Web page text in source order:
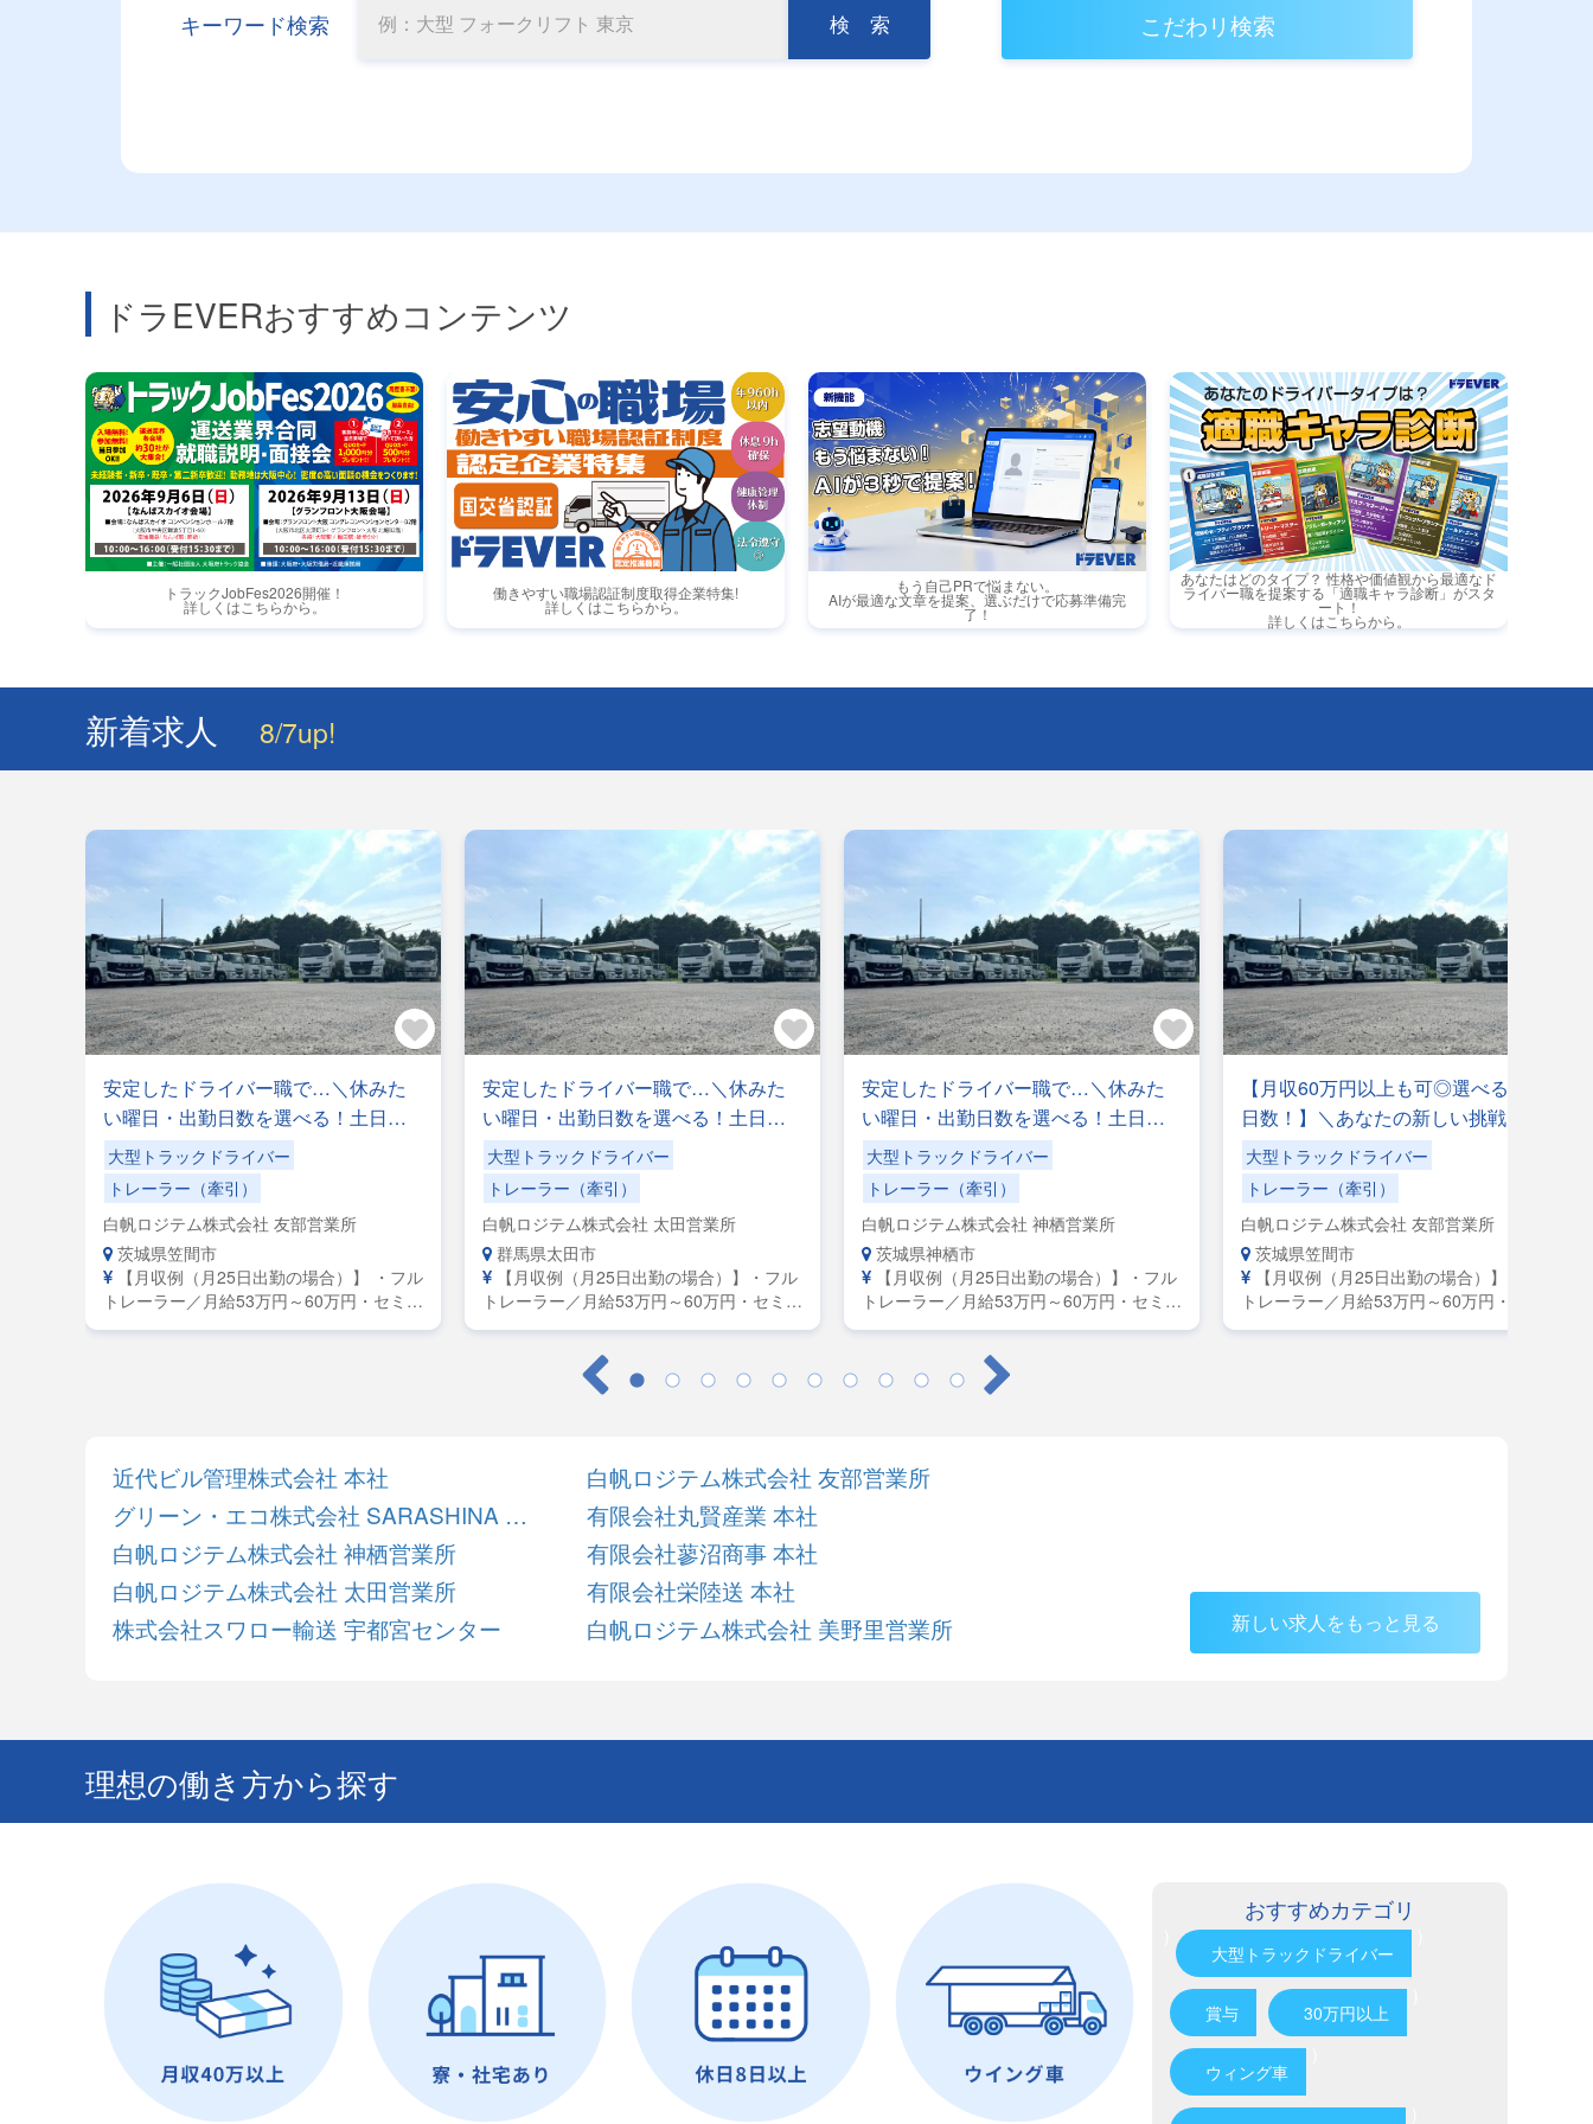
キーワード検索 検 索 こだわリ検索
ドラEVERおすすめコンテンツ
トラックJobFes2026開催！
詳しくはこちらから。
働きやすい職場認証制度取得企業特集!
詳しくはこちらから。
もう自己PRで悩まない。
AIが最適な文章を提案、選ぶだけで応募準備完
了！
あなたはどのタイプ？ 性格や価値観から最適なド
ライバー職を提案する「適職キャラ診断」がスタ
ート！
詳しくはこちらから。
新着求人 8/7up!
安定したドライバー職で…＼休みた
い曜日・出勤日数を選べる！土日休
みもOK／手積みした手降ろしの力仕
事なし！
大型トラックドライバー
トレーラー（牽引）
白帆ロジテム株式会社 友部営業所
茨城県笠間市
【月収例（月25日出勤の場合）】 ・フル
トレーラー／月給53万円～60万円・セミト
レーラー／月給45万円～50万円・大型／月
安定したドライバー職で…＼休みた
い曜日・出勤日数を選べる！土日休
みもOK／手積みした手降ろしの力仕
事なし！
大型トラックドライバー
トレーラー（牽引）
白帆ロジテム株式会社 太田営業所
群馬県太田市
【月収例（月25日出勤の場合）】・フル
トレーラー／月給53万円～60万円・セミト
レーラー／月給45万円～50万円・大型／月
安定したドライバー職で…＼休みた
い曜日・出勤日数を選べる！土日休
みもOK／手積みした手降ろしの力仕
事なし！
大型トラックドライバー
トレーラー（牽引）
白帆ロジテム株式会社 神栖営業所
茨城県神栖市
【月収例（月25日出勤の場合）】・フル
トレーラー／月給53万円～60万円・セミト
レーラー／月給45万円～50万円・大型／月
【月収60万円以上も可◎選べる出勤
日数！】＼あなたの新しい挑戦をし
っかりサポート！／収入もキャリア
も更に上を目指したい方大歓迎！
大型トラックドライバー
トレーラー（牽引）
白帆ロジテム株式会社 友部営業所
茨城県笠間市
【月収例（月25日出勤の場合）】・フル
トレーラー／月給53万円～60万円・セミト
レーラー／月給45万円～50万円・大型／月
近代ビル管理株式会社 本社
グリーン・エコ株式会社 SARASHINA ECO BASE
白帆ロジテム株式会社 神栖営業所
白帆ロジテム株式会社 太田営業所
株式会社スワロー輸送 宇都宮センター
白帆ロジテム株式会社 友部営業所
有限会社丸賢産業 本社
有限会社蓼沼商事 本社
有限会社栄陸送 本社
白帆ロジテム株式会社 美野里営業所
新しい求人をもっと見る
理想の働き方から探す
おすすめカテゴリ
大型トラックドライバー
賞与 30万円以上
ウィング車